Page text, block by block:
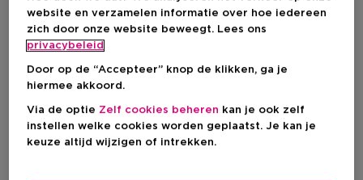
75 ML Op voorraad
75 ML
€ 21,75
€ 29,00
Kortingsprijs
€ 21,75
-25% Aanbevolen verkoopprijs fabrikant
website en verzamelen informatie over hoe iedereen
zich door onze website beweegt. Lees ons
privacybeleid
Door op de “Accepteer” knop de klikken, ga je
hiermee akkoord.
Via de optie Zelf cookies beheren kan je ook zelf
instellen welke cookies worden geplaatst. Je kan je
keuze altijd wijzigen of intrekken.